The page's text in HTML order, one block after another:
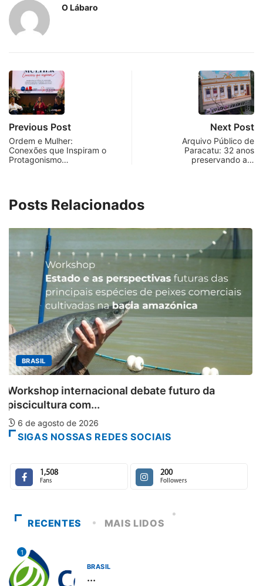
O Lábaro
Previous Post
Ordem e Mulher:
Conexões que Inspiram o
Protagonismo…
Next Post
Arquivo Público de
Paracatu: 32 anos
preservando a…
Posts Relacionados
MINAS GERAIS
Aberto o credenciamento de imprensa para
6 de agosto de 2026
SIGAS NOSSAS REDES SOCIAIS
1,508
Fans
200
Followers
RECENTES MAIS LIDOS
1
BRASIL
...